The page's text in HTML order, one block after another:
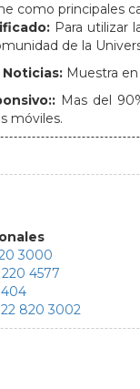
como principales
Para utilizar
de la
Noticias: Muestra
Mas del
móviles.
3000
220 4577
22 820 3002